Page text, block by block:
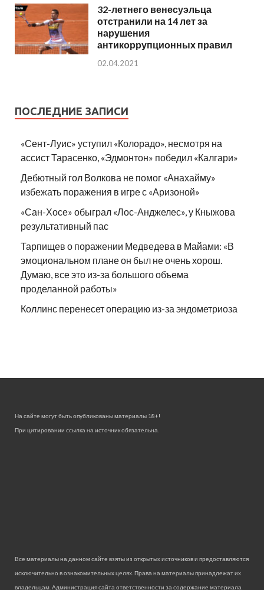
32-летнего венесуэльца
отстранили на 14 лет за
нарушения
антикоррупционных правил
02.04.2021
ПОСЛЕДНИЕ ЗАПИСИ
«Сент-Луис» уступил «Колорадо», несмотря на
ассист Тарасенко, «Эдмонтон» победил «Калгари»
Дебютный гол Волкова не помог «Анахайму»
избежать поражения в игре с «Аризоной»
«Сан-Хосе» обыграл «Лос-Анджелес», у Кныжова
результативный пас
Тарпищев о поражении Медведева в Майами: «В
эмоциональном плане он был не очень хорош.
Думаю, все это из-за большого объема
проделанной работы»
Коллинс перенесет операцию из-за эндометриоза
На сайте могут быть опубликованы материалы 18+!
При цитировании ссылка на источник обязательна.
Все материалы на данном сайте взяты из открытых источников и предоставляются
исключительно в ознакомительных целях. Права на материалы принадлежат их
владельцам. Администрация сайта ответственности за содержание материала